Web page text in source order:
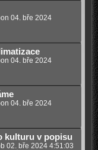
04. bře 2024
04. bře 2024
04. bře 2024
kulturu v popisu
02. bře 2024 4:51:03